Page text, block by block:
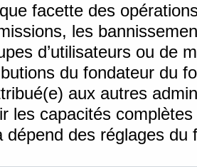
facette des
les
d’utilisateurs ou de
du fondateur du
aux autres
les capacités
dépend des réglages du